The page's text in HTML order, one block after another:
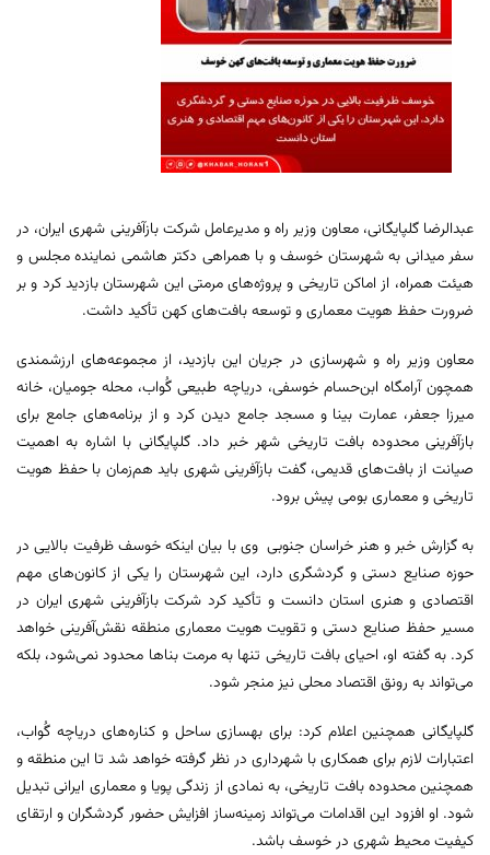
عبدالرضا گلپایگانی، معاون وزیر راه و مدیرعامل شرکت بازآفرینی شهری ایران، در
سفر میدانی به شهرستان خوسف و با همراهی دکتر هاشمی نماینده مجلس و
هیئت همراه، از اماکن تاریخی و پروژه‌های مرمتی این شهرستان بازدید کرد و بر
ضرورت حفظ هویت معماری و توسعه بافت‌های کهن تأکید داشت.
معاون وزیر راه و شهرسازی در جریان این بازدید، از مجموعه‌های ارزشمندی
همچون آرامگاه ابن‌حسام خوسفی، دریاچه طبیعی گُواب، محله جومیان، خانه
میرزا جعفر، عمارت بینا و مسجد جامع دیدن کرد و از برنامه‌های جامع برای
بازآفرینی محدوده بافت تاریخی شهر خبر داد. گلپایگانی با اشاره به اهمیت
صیانت از بافت‌های قدیمی، گفت بازآفرینی شهری باید هم‌زمان با حفظ هویت
تاریخی و معماری بومی پیش برود.
به گزارش خبر و هنر خراسان جنوبی وی با بیان اینکه خوسف ظرفیت بالایی در
حوزه صنایع دستی و گردشگری دارد، این شهرستان را یکی از کانون‌های مهم
اقتصادی و هنری استان دانست و تأکید کرد شرکت بازآفرینی شهری ایران در
مسیر حفظ صنایع دستی و تقویت هویت معماری منطقه نقش‌آفرینی خواهد
کرد. به گفته او، احیای بافت تاریخی تنها به مرمت بناها محدود نمی‌شود، بلکه
می‌تواند به رونق اقتصاد محلی نیز منجر شود.
گلپایگانی همچنین اعلام کرد: برای بهسازی ساحل و کناره‌های دریاچه گُواب،
اعتبارات لازم برای همکاری با شهرداری در نظر گرفته خواهد شد تا این منطقه و
همچنین محدوده بافت تاریخی، به نمادی از زندگی پویا و معماری ایرانی تبدیل
شود. او افزود این اقدامات می‌تواند زمینه‌ساز افزایش حضور گردشگران و ارتقای
کیفیت محیط شهری در خوسف باشد.